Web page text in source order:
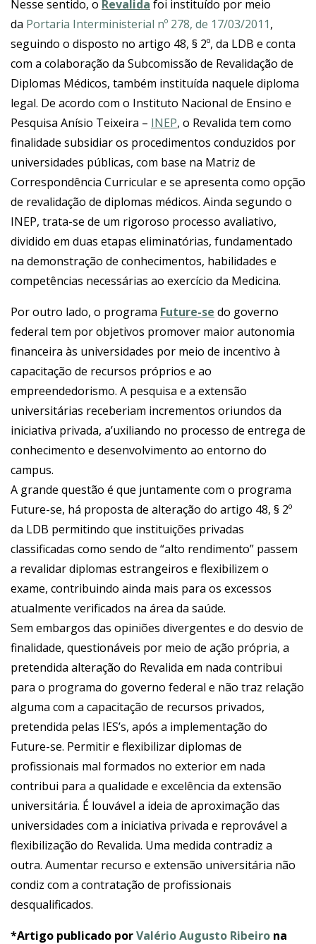
Nesse sentido, o Revalida foi instituído por meio
da Portaria Interministerial nº 278, de 17/03/2011,
seguindo o disposto no artigo 48, § 2º, da LDB e conta
com a colaboração da Subcomissão de Revalidação de
Diplomas Médicos, também instituída naquele diploma
legal. De acordo com o Instituto Nacional de Ensino e
Pesquisa Anísio Teixeira – INEP, o Revalida tem como
finalidade subsidiar os procedimentos conduzidos por
universidades públicas, com base na Matriz de
Correspondência Curricular e se apresenta como opção
de revalidação de diplomas médicos. Ainda segundo o
INEP, trata-se de um rigoroso processo avaliativo,
dividido em duas etapas eliminatórias, fundamentado
na demonstração de conhecimentos, habilidades e
competências necessárias ao exercício da Medicina.
Por outro lado, o programa Future-se do governo
federal tem por objetivos promover maior autonomia
financeira às universidades por meio de incentivo à
capacitação de recursos próprios e ao
empreendedorismo. A pesquisa e a extensão
universitárias receberiam incrementos oriundos da
iniciativa privada, a’uxiliando no processo de entrega de
conhecimento e desenvolvimento ao entorno do
campus.
A grande questão é que juntamente com o programa
Future-se, há proposta de alteração do artigo 48, § 2º
da LDB permitindo que instituições privadas
classificadas como sendo de “alto rendimento” passem
a revalidar diplomas estrangeiros e flexibilizem o
exame, contribuindo ainda mais para os excessos
atualmente verificados na área da saúde.
Sem embargos das opiniões divergentes e do desvio de
finalidade, questionáveis por meio de ação própria, a
pretendida alteração do Revalida em nada contribui
para o programa do governo federal e não traz relação
alguma com a capacitação de recursos privados,
pretendida pelas IES’s, após a implementação do
Future-se. Permitir e flexibilizar diplomas de
profissionais mal formados no exterior em nada
contribui para a qualidade e excelência da extensão
universitária. É louvável a ideia de aproximação das
universidades com a iniciativa privada e reprovável a
flexibilização do Revalida. Uma medida contradiz a
outra. Aumentar recurso e extensão universitária não
condiz com a contratação de profissionais
desqualificados.
*Artigo publicado porValério Augusto Ribeiro na